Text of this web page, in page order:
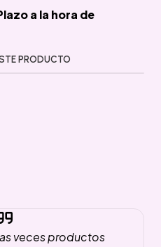
a la hora de
PRODUCTO
veces productos